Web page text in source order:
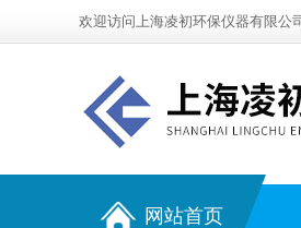
欢迎访问上海凌初环保仪器有限公
网站首页